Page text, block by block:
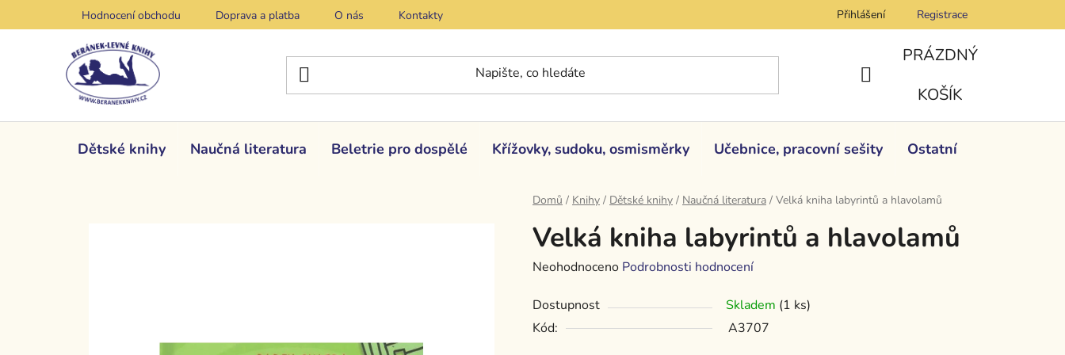
na
Hodnocení obchodu Doprava a platba O nás Kontakty Přihlášení Registrace
NÁKUPNÍ
PRÁZDNÝ
KOŠÍK
Dětské knihy Naučná literatura Beletrie pro dospělé Křížovky, sudoku, osmisměrky Učebnice, pracovní sešity Ostatní
Domů / Knihy / Dětské knihy / Naučná literatura / Velká kniha labyrintů a hlavolamů
Velká kniha labyrintů a hlavolamů
Průměrné
produktu
je
Neohodnoceno Podrobnosti hodnocení
Dostupnost Skladem (1 ks)
Kód:
A3707